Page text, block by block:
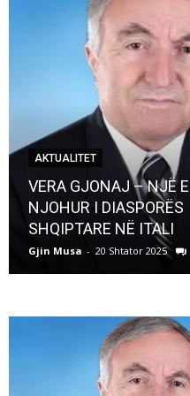
AKTUALITET
VERA GJONAJ – NJË
NJOHUR I DIASPORËS
SHQIPTARE NË ITALI
Gjin Musa - 20 Shtator 2025